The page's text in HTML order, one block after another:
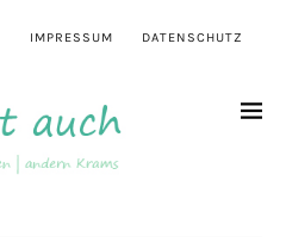
IMPRESSUM DATENSCHUTZ